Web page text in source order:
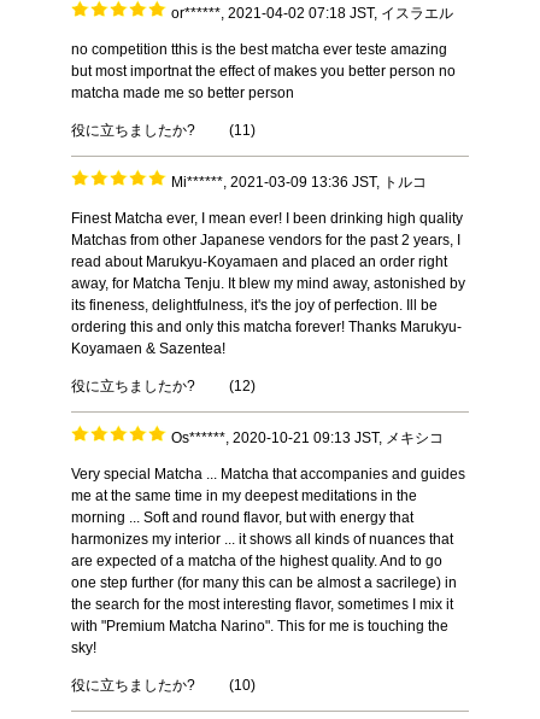
or******, 2021-04-02 07:18 JST, イスラエル
no competition tthis is the best matcha ever teste amazing
but most importnat the effect of makes you better person no
matcha made me so better person
役に立ちましたか? (11)
Mi******, 2021-03-09 13:36 JST, トルコ
Finest Matcha ever, I mean ever! I been drinking high quality
Matchas from other Japanese vendors for the past 2 years, I
read about Marukyu-Koyamaen and placed an order right
away, for Matcha Tenju. It blew my mind away, astonished by
its fineness, delightfulness, it's the joy of perfection. Ill be
ordering this and only this matcha forever! Thanks Marukyu-
Koyamaen & Sazentea!
役に立ちましたか? (12)
Os******, 2020-10-21 09:13 JST, メキシコ
Very special Matcha ... Matcha that accompanies and guides
me at the same time in my deepest meditations in the
morning ... Soft and round flavor, but with energy that
harmonizes my interior ... it shows all kinds of nuances that
are expected of a matcha of the highest quality. And to go
one step further (for many this can be almost a sacrilege) in
the search for the most interesting flavor, sometimes I mix it
with "Premium Matcha Narino". This for me is touching the
sky!
役に立ちましたか? (10)